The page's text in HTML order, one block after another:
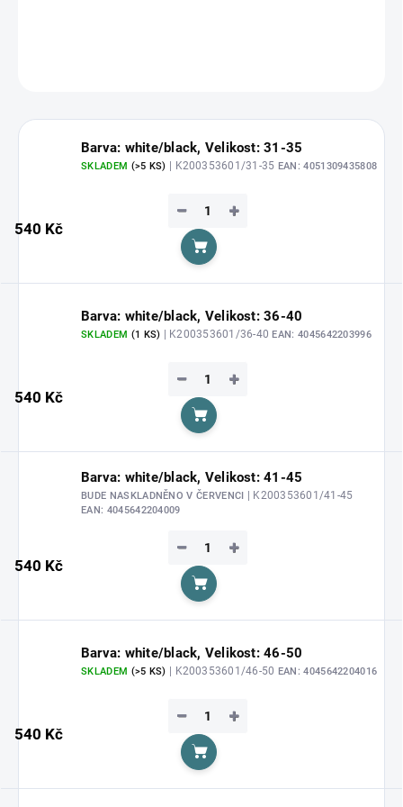
Barva: white/black, Velikost: 31-35
SKLADEM (>5 KS) | K200353601/31-35 EAN: 4051309435808
540 Kč
+
−
Do košíku
Barva: white/black, Velikost: 36-40
SKLADEM (1 KS) | K200353601/36-40EAN: 4045642203996
540 Kč
+
−
Do košíku
Barva: white/black, Velikost: 41-45
BUDE NASKLADNĚNO V ČERVENCI | K200353601/41-45
EAN: 4045642204009
540 Kč
+
−
Do košíku
Barva: white/black, Velikost: 46-50
SKLADEM (>5 KS) | K200353601/46-50 EAN: 4045642204016
540 Kč
+
−
Do košíku